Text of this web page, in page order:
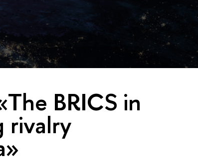
BRICS in
rivalry